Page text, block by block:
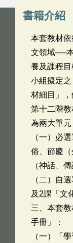
書籍介紹
本套教材
文領域──
養及課程
小組擬定
材細目」，
第十二階
為兩大單元
（一）必
俗、節慶
（神話、
（二）自
及2課「文
三、本套
手冊」：
（一）「